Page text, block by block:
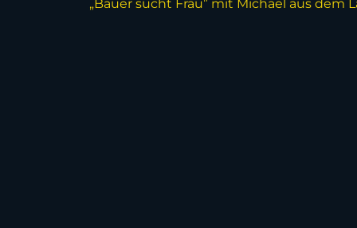
„Bauer sucht Frau” mit Michael aus dem